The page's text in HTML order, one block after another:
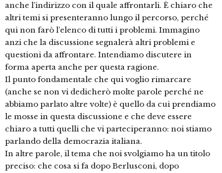
anche l’indirizzo con il quale affrontarli. È chiaro che
altri temi si presenteranno lungo il percorso, perché
qui non farò l’elenco di tutti i problemi. Immagino
anzi che la discussione segnalerà altri problemi e
questioni da affrontare. Intendiamo discutere in
forma aperta anche per questa ragione.
Il punto fondamentale che qui voglio rimarcare
(anche se non vi dedicherò molte parole perché ne
abbiamo parlato altre volte) è quello da cui prendiamo
le mosse in questa discussione e che deve essere
chiaro a tutti quelli che vi parteciperanno: noi stiamo
parlando della democrazia italiana.
In altre parole, il tema che noi svolgiamo ha un titolo
preciso: che cosa si fa dopo Berlusconi, dopo